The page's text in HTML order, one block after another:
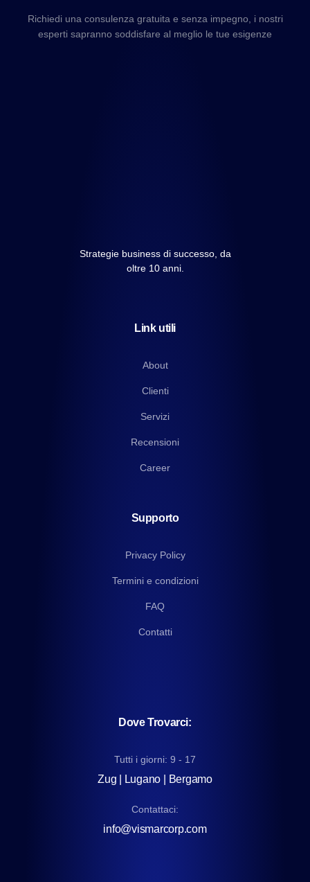
Richiedi una consulenza gratuita e senza impegno, i nostri
esperti sapranno soddisfare al meglio le tue esigenze
Strategie business di successo, da
oltre 10 anni.
Link utili
About
Clienti
Servizi
Recensioni
Career
Supporto
Privacy Policy
Termini e condizioni
FAQ
Contatti
Dove Trovarci:
Tutti i giorni: 9 - 17
Zug | Lugano | Bergamo
Contattaci:
info@vismarcorp.com